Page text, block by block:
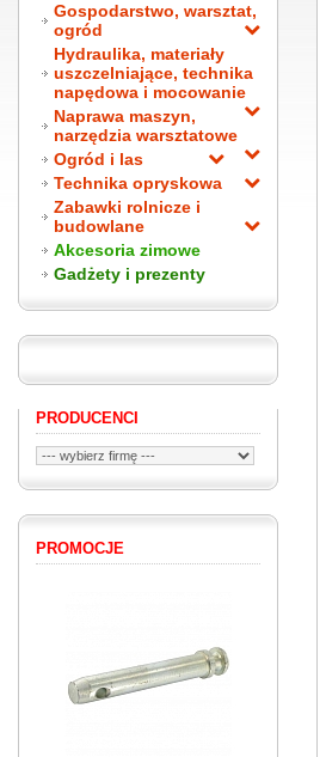
Gospodarstwo, warsztat,
ogród
Hydraulika, materiały
uszczelniające, technika
napędowa i mocowanie
Naprawa maszyn,
narzędzia warsztatowe
Ogród i las
Technika opryskowa
Zabawki rolnicze i
budowlane
Akcesoria zimowe
Gadżety i prezenty
PRODUCENCI
PROMOCJE